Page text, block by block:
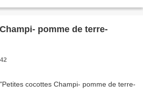
pomme de terre-